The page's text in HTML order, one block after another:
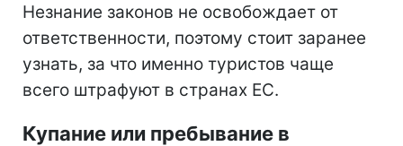
Незнание законов не освобождает от
ответственности, поэтому стоит заранее
узнать, за что именно туристов чаще
всего штрафуют в странах ЕС.
Купание или пребывание в